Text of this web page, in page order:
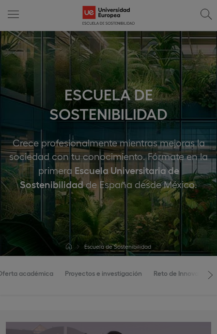
ESCUELA DE
SOSTENIBILIDAD
Crece profesionalmente mientras mejoras la
sociedad con tu conocimiento. Fórmate en la
primera Escuela Universitaria de
Sostenibilidadde España desde México.
Escuela de Sostenibilidad
académica Proyectos e investigación Reto de Innovación